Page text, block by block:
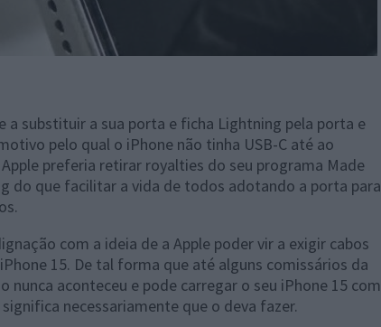
a substituir a sua porta e ficha Lightning pela porta e
pelo qual o iPhone não tinha USB-C até ao
preferia retirar royalties do seu programa Made
do que facilitar a vida de todos adotando a porta para
com a ideia de a Apple poder vir a exigir cabos
15. De tal forma que até alguns comissários da
nunca aconteceu e pode carregar o seu iPhone 15 com
necessariamente que o deva fazer.